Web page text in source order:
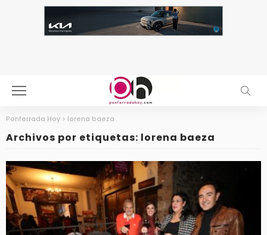
Ponferrada Hoy > lorena baeza
Archivos por etiquetas: lorena baeza